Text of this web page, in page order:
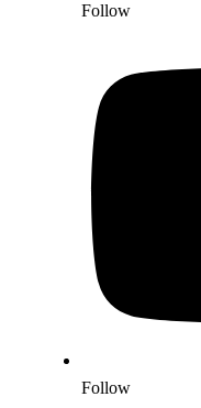
Follow
Follow